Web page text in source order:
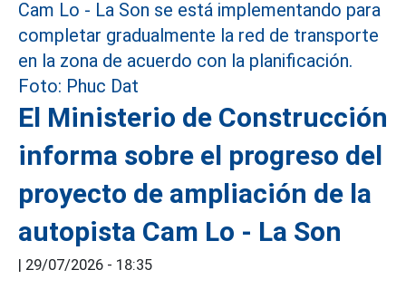
El Ministerio de Construcción
informa sobre el progreso del
proyecto de ampliación de la
autopista Cam Lo - La Son
| 29/07/2026 - 18:35